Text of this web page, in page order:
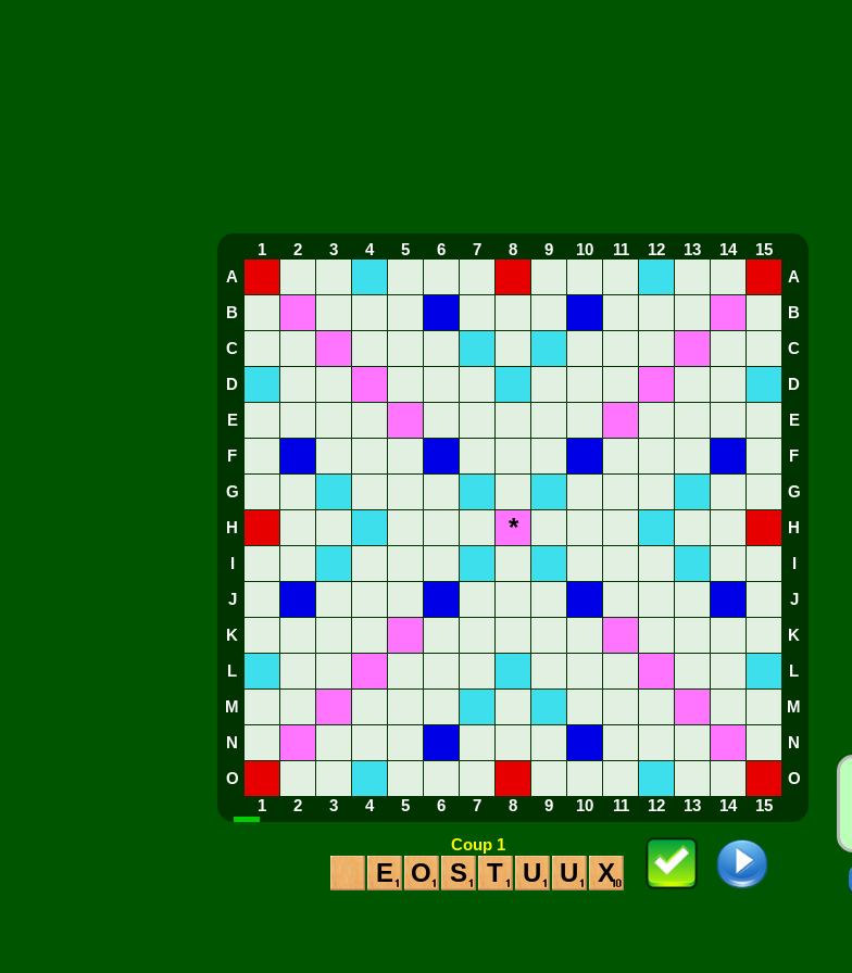
1 2 3 4 5 6 7 8 9 10 11 12 13 14
15
A
A
B B
C C
D D
E E
F F
G G
H * H
J J
K K
L L
M M
N N
O
O
1
2 3 4 5 6 7 8 9 10 11 12 13 14 15
Coup 1
E O S T U U X